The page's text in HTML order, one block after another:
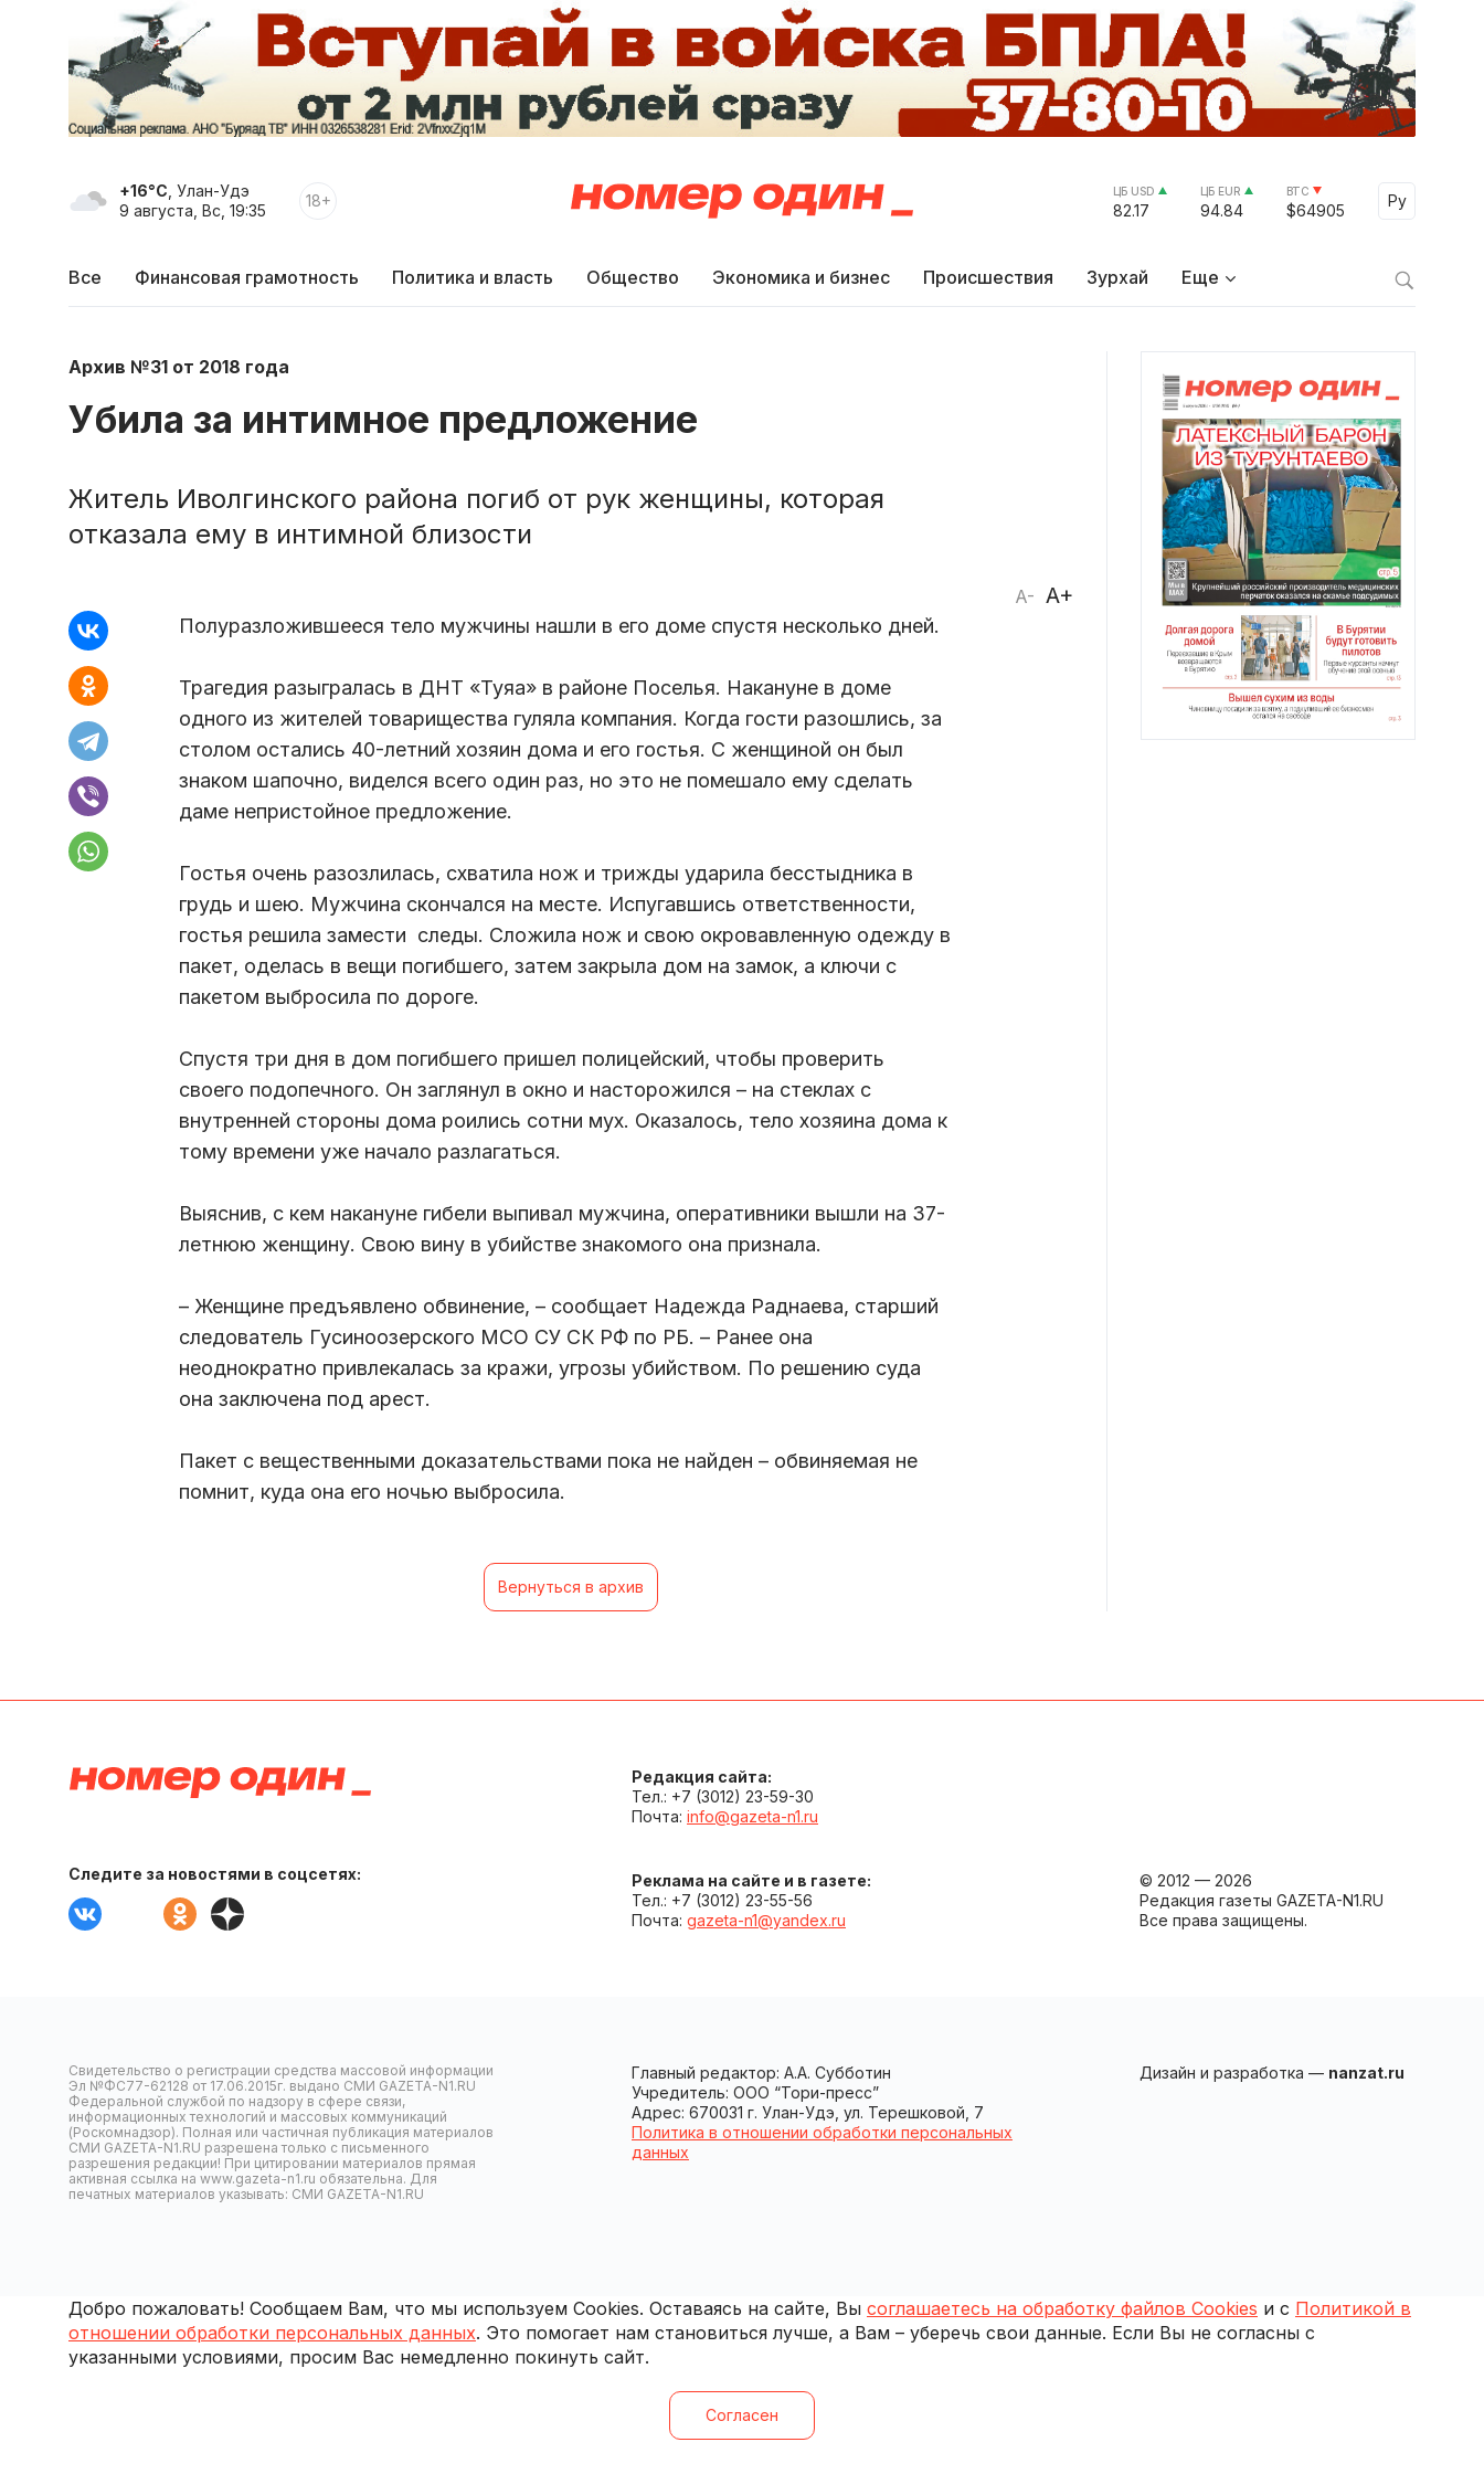
+16°C , Улан-Удэ
9 августа, Вс, 19:35
18+ ЦБ USD
82.17
ЦБ EUR
94.84
BTC
$64905
Ру
Все Финансовая грамотность Политика и власть Общество Экономика и бизнес Происшествия Зурхай Еще
Архив №31 от 2018 года
Убила за интимное предложение
Житель Иволгинского района погиб от рук женщины, которая
отказала ему в интимной близости
A- A+
Полуразложившееся тело мужчины нашли в его доме спустя несколько дней.
Трагедия разыгралась в ДНТ «Туяа» в районе Поселья. Накануне в доме
одного из жителей товарищества гуляла компания. Когда гости разошлись, за
столом остались 40-летний хозяин дома и его гостья. С женщиной он был
знаком шапочно, виделся всего один раз, но это не помешало ему сделать
даме непристойное предложение.
Гостья очень разозлилась, схватила нож и трижды ударила бесстыдника в
грудь и шею. Мужчина скончался на месте. Испугавшись ответственности,
гостья решила замести следы. Сложила нож и свою окровавленную одежду в
пакет, оделась в вещи погибшего, затем закрыла дом на замок, а ключи с
пакетом выбросила по дороге.
Спустя три дня в дом погибшего пришел полицейский, чтобы проверить
своего подопечного. Он заглянул в окно и насторожился – на стеклах с
внутренней стороны дома роились сотни мух. Оказалось, тело хозяина дома к
тому времени уже начало разлагаться.
Выяснив, с кем накануне гибели выпивал мужчина, оперативники вышли на 37-
летнюю женщину. Свою вину в убийстве знакомого она признала.
– Женщине предъявлено обвинение, – сообщает Надежда Раднаева, старший
следователь Гусиноозерского МСО СУ СК РФ по РБ. – Ранее она
неоднократно привлекалась за кражи, угрозы убийством. По решению суда
она заключена под арест.
Пакет с вещественными доказательствами пока не найден – обвиняемая не
помнит, куда она его ночью выбросила.
Вернуться в архив
Следите за новостями в соцсетях:
Редакция сайта:
Тел.: +7 (3012) 23-59-30
Почта: info@gazeta-n1.ru
Реклама на сайте и в газете:
Тел.: +7 (3012) 23-55-56
Почта: gazeta-n1@yandex.ru
© 2012 — 2026
Редакция газеты GAZETA-N1.RU
Все права защищены.
Свидетельство о регистрации средства массовой информации
Эл №ФС77-62128 от 17.06.2015г. выдано СМИ GAZETA-N1.RU
Федеральной службой по надзору в сфере связи,
информационных технологий и массовых коммуникаций
(Роскомнадзор). Полная или частичная публикация материалов
СМИ GAZETA-N1.RU разрешена только с письменного
разрешения редакции! При цитировании материалов прямая
активная ссылка на www.gazeta-n1.ru обязательна. Для
печатных материалов указывать: СМИ GAZETA-N1.RU
Главный редактор: А.А. Субботин
Учредитель: ООО “Тори-пресс”
Адрес: 670031 г. Улан-Удэ, ул. Терешковой, 7
Политика в отношении обработки персональных
данных
Дизайн и разработка — nanzat.ru
Добро пожаловать! Сообщаем Вам, что мы используем Cookies. Оставаясь на сайте, Вы соглашаетесь на обработку файлов Cookies и с Политикой в
отношении обработки персональных данных. Это помогает нам становиться лучше, а Вам – уберечь свои данные. Если Вы не согласны с
указанными условиями, просим Вас немедленно покинуть сайт.
Согласен